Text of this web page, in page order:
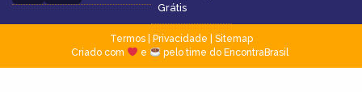
Grátis
Termos| Privacidade
Sitemap
Criado com
e pelo time do EncontraBrasil